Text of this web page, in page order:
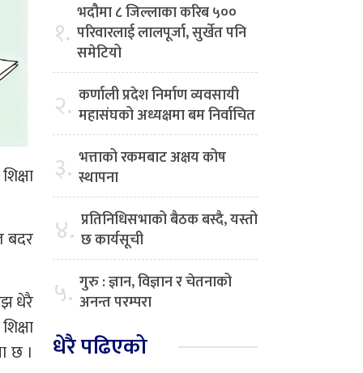
बदर
धेरै
छ ।
१. भदौमा ८ जिल्लाका करिब ५००
परिवारलाई लालपूर्जा, सुर्खेत पनि
समेटियो
२. कर्णाली प्रदेश निर्माण व्यवसायी
महासंघको अध्यक्षमा बम निर्वाचित
३. भत्ताको रकमबाट अक्षय कोष
स्थापना
४. प्रतिनिधिसभाको बैठक बस्दै, यस्तो
छ कार्यसूची
५. गुरु : ज्ञान, विज्ञान र चेतनाको
अनन्त परम्परा
धेरै पढिएको